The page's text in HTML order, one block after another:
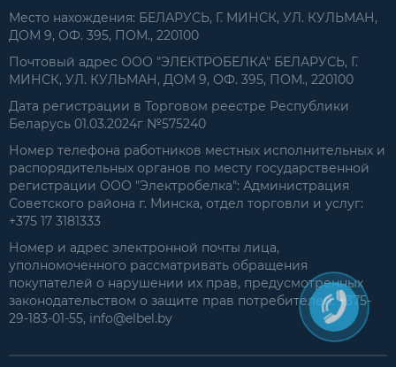
Место нахождения: БЕЛАРУСЬ, Г. МИНСК, УЛ. КУЛЬМАН,
ДОМ 9, ОФ. 395, ПОМ., 220100
Почтовый адрес ООО "ЭЛЕКТРОБЕЛКА" БЕЛАРУСЬ, Г.
МИНСК, УЛ. КУЛЬМАН, ДОМ 9, ОФ. 395, ПОМ., 220100
Дата регистрации в Торговом реестре Республики
Беларусь 01.03.2024г №575240
Номер телефона работников местных исполнительных и
распорядительных органов по месту государственной
регистрации ООО "Электробелка": Администрация
Советского района г. Минска, отдел торговли и услуг:
+375 17 3181333
Номер и адрес электронной почты лица,
уполномоченного рассматривать обращения
покупателей о нарушении их прав, предусмотренных
законодательством о защите прав потребителей: +375-
29-183-01-55, info@elbel.by